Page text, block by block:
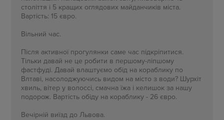
століття і 5 кращих оглядових майданчиків міста.
Вартість: 15 євро.
Вільний час.
Після активної прогулянки саме час підкріпитися.
Тільки давай не це робити в першому-ліпшому
фастфуді.Давай влаштуємо обід на кораблику по
Влтаві, насолоджуючись видом на місто з води? Шурхіт
хвиль, вітер у волоссі, смачна їжа і келишок за нашу
подорож. Вартість обіду на кораблику - 26 євро.
Вечірній виїзд до Львова.